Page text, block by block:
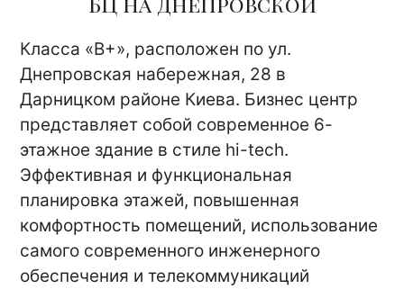
Класса «В+», расположен по ул.
Днепровская набережная, 28 в
Дарницком районе Киева. Бизнес центр
представляет собой современное 6-
этажное здание в стиле hi-tech.
Эффективная и функциональная
планировка этажей, повышенная
комфортность помещений, использование
самого современного инженерного
обеспечения и телекоммуникаций